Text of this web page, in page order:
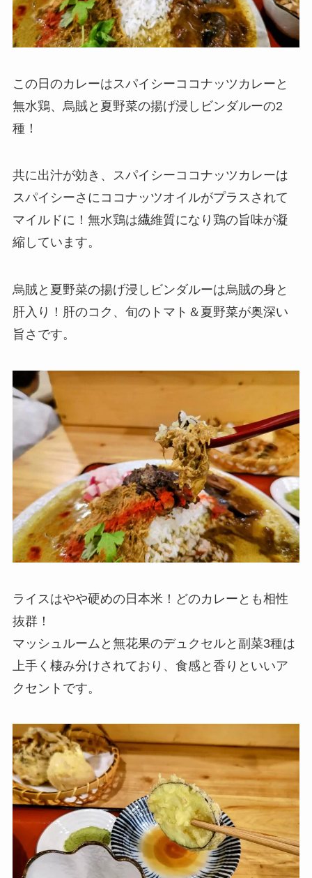
この日のカレーはスパイシーココナッツカレーと
無水鶏、烏賊と夏野菜の揚げ浸しビンダルーの2
種！
共に出汁が効き、スパイシーココナッツカレーは
スパイシーさにココナッツオイルがプラスされて
マイルドに！無水鶏は繊維質になり鶏の旨味が凝
縮しています。
烏賊と夏野菜の揚げ浸しビンダルーは烏賊の身と
肝入り！肝のコク、旬のトマト＆夏野菜が奥深い
旨さです。
ライスはやや硬めの日本米！どのカレーとも相性
抜群！
マッシュルームと無花果のデュクセルと副菜3種は
上手く棲み分けされており、食感と香りといいア
クセントです。